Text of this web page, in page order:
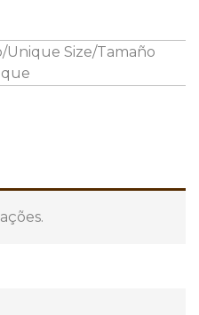
Unique Size/Tamaño